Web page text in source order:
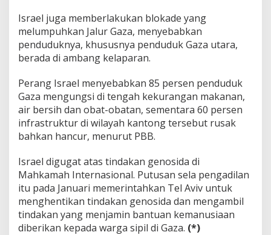
Israel juga memberlakukan blokade yang
melumpuhkan Jalur Gaza, menyebabkan
penduduknya, khususnya penduduk Gaza utara,
berada di ambang kelaparan.
Perang Israel menyebabkan 85 persen penduduk
Gaza mengungsi di tengah kekurangan makanan,
air bersih dan obat-obatan, sementara 60 persen
infrastruktur di wilayah kantong tersebut rusak
bahkan hancur, menurut PBB.
Israel digugat atas tindakan genosida di
Mahkamah Internasional. Putusan sela pengadilan
itu pada Januari memerintahkan Tel Aviv untuk
menghentikan tindakan genosida dan mengambil
tindakan yang menjamin bantuan kemanusiaan
diberikan kepada warga sipil di Gaza. (*)